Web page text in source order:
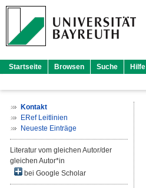
Startseite Browsen Suche Hilfe
Kontakt
ERef Leitlinien
Neueste Einträge
Literatur vom gleichen Autor/der
gleichen Autor*in
bei Google Scholar